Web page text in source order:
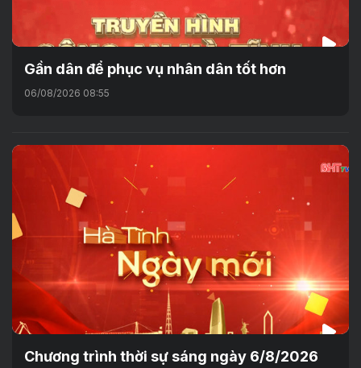
Gần dân để phục vụ nhân dân tốt hơn
06/08/2026 08:55
Chương trình thời sự sáng ngày 6/8/2026